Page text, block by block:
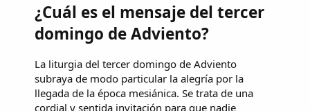
¿Cuál es el mensaje del tercer
domingo de Adviento?
La liturgia del tercer domingo de Adviento
subraya de modo particular la alegría por la
llegada de la época mesiánica. Se trata de una
cordial y sentida invitación para que nadie